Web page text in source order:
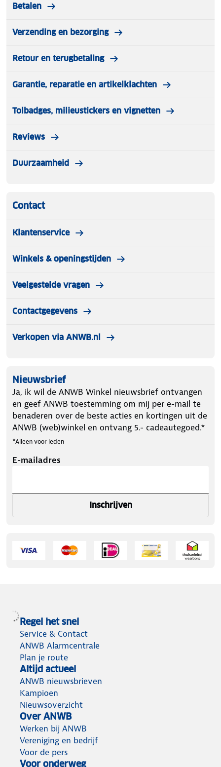
Betalen
Verzending en bezorging
Retour en terugbetaling
Garantie, reparatie en artikelklachten
Tolbadges, milieustickers en vignetten
Reviews
Duurzaamheid
Contact
Klantenservice
Winkels & openingstijden
Veelgestelde vragen
Contactgegevens
Verkopen via ANWB.nl
Nieuwsbrief
Ja, ik wil de ANWB Winkel nieuwsbrief ontvangen
en geef ANWB toestemming om mij per e-mail te
benaderen over de beste acties en kortingen uit de
ANWB (web)winkel en ontvang 5.- cadeautegoed.*
*Alleen voor leden
E-mailadres
Inschrijven
Regel het snel
Service & Contact
ANWB Alarmcentrale
Plan je route
Altijd actueel
ANWB nieuwsbrieven
Kampioen
Nieuwsoverzicht
Over ANWB
Werken bij ANWB
Vereniging en bedrijf
Voor de pers
Voor onderweg